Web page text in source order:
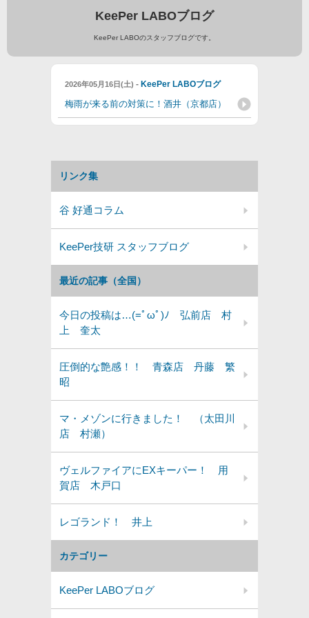
KeePer LABOブログ
KeePer LABOのスタッフブログです。
2026年05月16日(土) - KeePer LABOブログ
梅雨が来る前の対策に！酒井（京都店）
カテゴリー
KeePer LABOブログ
最近の記事（全国）
今日の投稿は…(=ﾟωﾟ)ﾉ 弘前店 村
上 奎太
圧倒的な艶感！！ 青森店 丹藤 繁
昭
マ・メゾンに行きました！ （太田川
店 村瀬）
ヴェルファイアにEXキーパー！ 用
賀店 木戸口
レゴランド！ 井上
リンク集
谷 好通コラム
KeePer技研 スタッフブログ